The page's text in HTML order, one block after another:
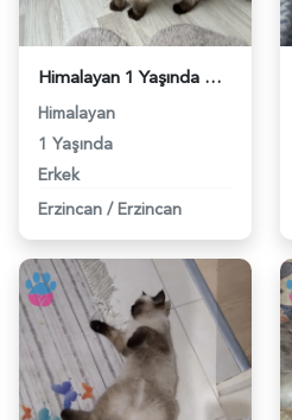
Himalayan 1 Yaşında Kedim Eş Arıyor - 118975062
Himalayan
1 Yaşında
Erkek
Erzincan / Erzincan